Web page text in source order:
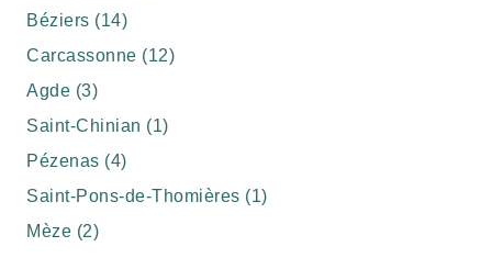
Béziers (14)
Carcassonne (12)
Agde (3)
Saint-Chinian (1)
Pézenas (4)
Saint-Pons-de-Thomières (1)
Mèze (2)